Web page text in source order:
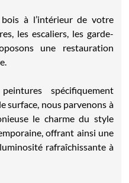
à l’intérieur de votre
les escaliers, les garde-
une restauration
spécifiquement
surface, nous parvenons à
le charme du style
offrant ainsi une
rafraîchissante à